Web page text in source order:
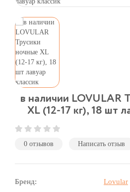
в наличии LOVULAR
XL (12-17 кг), 18 шт
0 отзывов Написать отзыв
Бренд:
Lovular